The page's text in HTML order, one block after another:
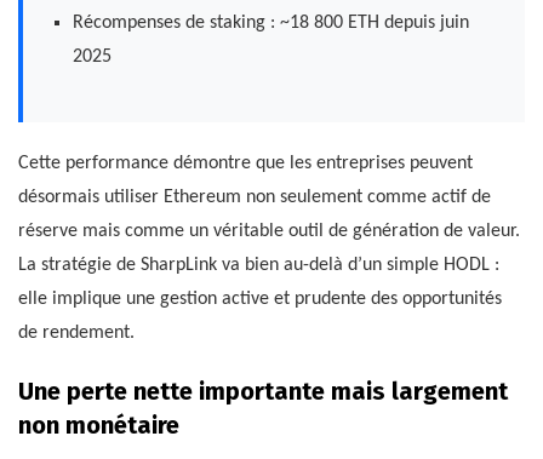
Récompenses de staking : ~18 800 ETH depuis juin
2025
Cette performance démontre que les entreprises peuvent
désormais utiliser Ethereum non seulement comme actif de
réserve mais comme un véritable outil de génération de valeur.
La stratégie de SharpLink va bien au-delà d’un simple HODL :
elle implique une gestion active et prudente des opportunités
de rendement.
Une perte nette importante mais largement
non monétaire